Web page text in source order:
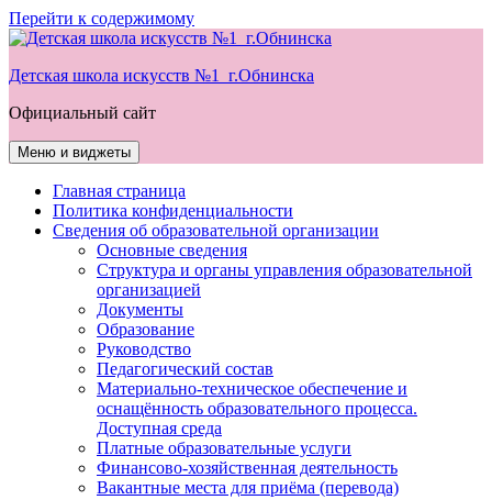
Перейти к содержимому
Детская школа искусств №1 г.Обнинска
Официальный сайт
Меню и виджеты
Главная страница
Политика конфиденциальности
Сведения об образовательной организации
Основные сведения
Структура и органы управления образовательной
организацией
Документы
Образование
Руководство
Педагогический состав
Материально-техническое обеспечение и
оснащённость образовательного процесса.
Доступная среда
Платные образовательные услуги
Финансово-хозяйственная деятельность
Вакантные места для приёма (перевода)